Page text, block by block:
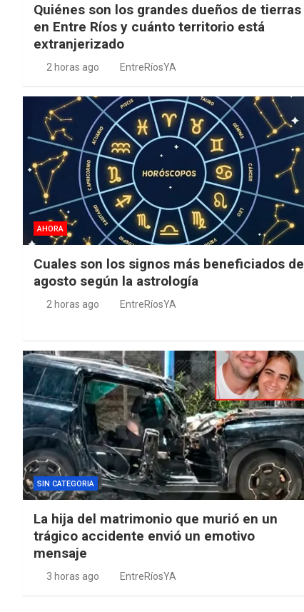
Quiénes son los grandes dueños de tierras
en Entre Ríos y cuánto territorio está
extranjerizado
2 horas ago EntreRíosYA
AHORA
Cuales son los signos más beneficiados de
agosto según la astrología
2 horas ago EntreRíosYA
SIN CATEGORIA
La hija del matrimonio que murió en un
trágico accidente envió un emotivo
mensaje
3 horas ago EntreRíosYA